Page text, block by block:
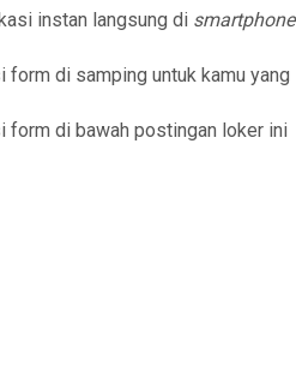
instan langsung di smartphone
di samping untuk kamu yang
form di bawah postingan loker ini